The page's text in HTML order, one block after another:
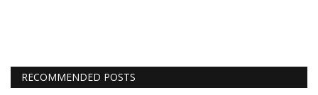
RECOMMENDED POSTS